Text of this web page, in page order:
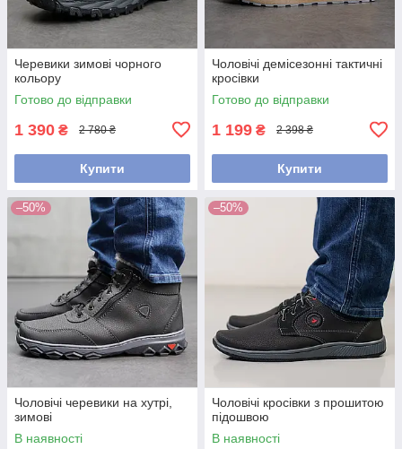
Черевики зимові чорного
кольору
Готово до відправки
1 390 ₴ 2 780 ₴
Купити
Чоловічі демісезонні тактичні
кросівки
Готово до відправки
1 199 ₴ 2 398 ₴
Купити
–50%
Чоловічі черевики на хутрі,
зимові
В наявності
–50%
Чоловічі кросівки з прошитою
підошвою
В наявності